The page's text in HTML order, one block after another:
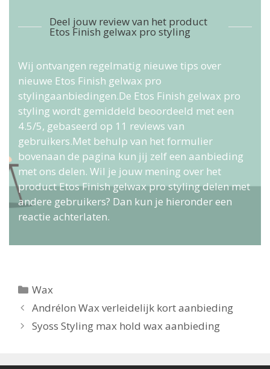
Deel jouw review van het product
Etos Finish gelwax pro styling
Wij ontvangen regelmatig nieuwe tips over
nieuwe Etos Finish gelwax pro
stylingaanbiedingen.De Etos Finish gelwax pro
styling wordt gemiddeld beoordeeld met een
4.5/5, gebaseerd op 11 reviews van
gebruikers.Met behulp van het formulier
bovenaan de pagina kun jij zelf een aanbieding
met ons delen. Wil je jouw mening over het
product Etos Finish gelwax pro styling delen met
andere gebruikers? Dan kun je hieronder een
reactie achterlaten.
Categorieën
Wax
Berichtnavigatie
Andrélon Wax verleidelijk kort aanbieding
Syoss Styling max hold wax aanbieding